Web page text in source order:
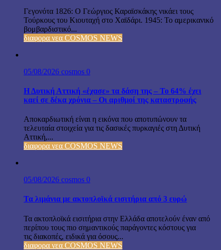
Γεγονότα 1826: Ο Γεώργιος Καραϊσκάκης νικάει τους
Τούρκους του Κιουταχή στο Χαϊδάρι. 1945: Το αμερικανικό
βομβαρδιστικό...
διαφορα νεα COSMOS NEWS
05/08/2026 cosmos 0
Η Δυτική Αττική «έχασε» τα δάση της – Το 64% έχει
καεί σε δέκα χρόνια – Οι αριθμοί της καταστροφής
Αποκαρδιωτική είναι η εικόνα που αποτυπώνουν τα
τελευταία στοιχεία για τις δασικές πυρκαγιές στη Δυτική
Αττική,...
διαφορα νεα COSMOS NEWS
05/08/2026 cosmos 0
Τα λιμάνια με ακτοπλοϊκά εισιτήρια από 3 ευρώ
Τα ακτοπλοϊκά εισιτήρια στην Ελλάδα αποτελούν έναν από
περίπου τους πιο σημαντικούς παράγοντες κόστους για
τις διακοπές, ειδικά για όσους...
διαφορα νεα COSMOS NEWS